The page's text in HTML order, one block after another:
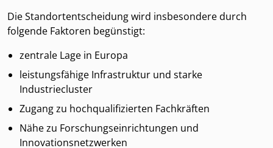
Die Standortentscheidung wird insbesondere durch
folgende Faktoren begünstigt:
zentrale Lage in Europa
leistungsfähige Infrastruktur und starke
Industriecluster
Zugang zu hochqualifizierten Fachkräften
Nähe zu Forschungseinrichtungen und
Innovationsnetzwerken